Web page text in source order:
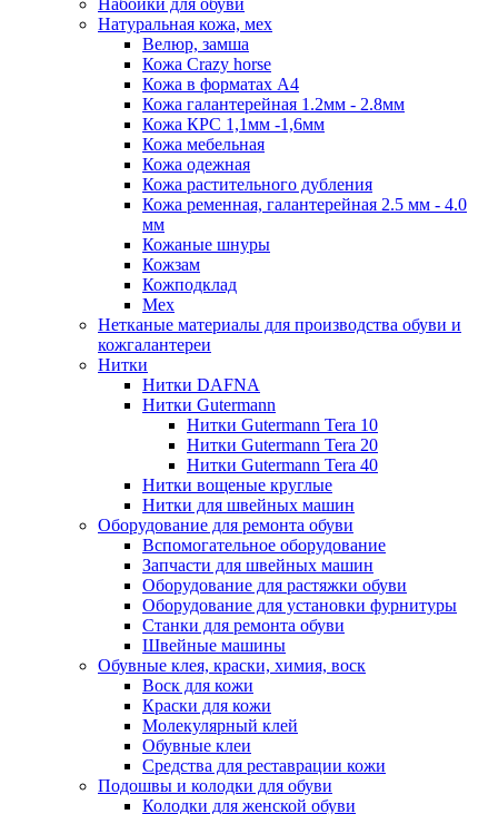
Набойки для обуви
Натуральная кожа, мех
Велюр, замша
Кожа Crazy horse
Кожа в форматах А4
Кожа галантерейная 1.2мм - 2.8мм
Кожа КРС 1,1мм -1,6мм
Кожа мебельная
Кожа одежная
Кожа растительного дубления
Кожа ременная, галантерейная 2.5 мм - 4.0
мм
Кожаные шнуры
Кожзам
Кожподклад
Мех
Нетканые материалы для производства обуви и
кожгалантереи
Нитки
Нитки DAFNA
Нитки Gutermann
Нитки Gutermann Tera 10
Нитки Gutermann Tera 20
Нитки Gutermann Tera 40
Нитки вощеные круглые
Нитки для швейных машин
Оборудование для ремонта обуви
Вспомогательное оборудование
Запчасти для швейных машин
Оборудование для растяжки обуви
Оборудование для установки фурнитуры
Станки для ремонта обуви
Швейные машины
Обувные клея, краски, химия, воск
Воск для кожи
Краски для кожи
Молекулярный клей
Обувные клеи
Средства для реставрации кожи
Подошвы и колодки для обуви
Колодки для женской обуви